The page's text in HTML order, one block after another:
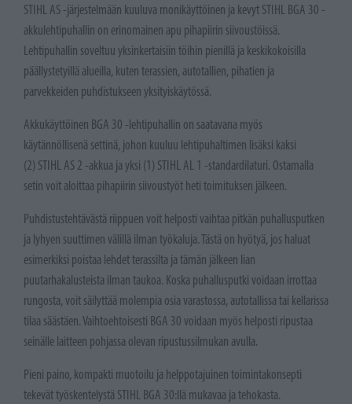
STIHL AS -järjestelmään kuuluva monikäyttöinen ja kevyt STIHL BGA 30 -
akkulehtipuhallin on erinomainen apu pihapiirin siivoustöissä.
Lehtipuhallin soveltuu yksinkertaisiin töihin pienillä ja keskikokoisilla
päällystetyillä alueilla, kuten terassien, autotallien, pihatien ja
parvekkeiden puhdistukseen yksityiskäytössä.
Akkukäyttöinen BGA 30 -lehtipuhallin on saatavana myös
käytännöllisenä settinä, johon kuuluu lehtipuhaltimen lisäksi kaksi
(2) STIHL AS 2 -akkua ja yksi (1) STIHL AL 1 -standardilaturi. Ostamalla
setin voit aloittaa pihapiirin siivoustyöt heti toimituksen jälkeen.
Puhdistustehtävästä riippuen voit helposti vaihtaa pitkän puhallusputken
ja lyhyen suuttimen välillä ilman työkaluja. Tästä on hyötyä, jos haluat
esimerkiksi poistaa lehdet terassilta ja tämän jälkeen lian
puutarhakalusteista ilman taukoa. Koska puhallusputki voidaan irrottaa
rungosta, voit säilyttää molempia osia varastossa, autotallissa tai kellarissa
tilaa säästäen. Vaihtoehtoisesti BGA 30 voidaan myös helposti ripustaa
seinälle laitteen pohjassa olevan ripustussilmukan avulla.
Pieni paino, kompakti muotoilu ja helppotajuinen toimintakonsepti
tekevät työskentelystä STIHL BGA 30:llä mukavaa ja tehokasta.